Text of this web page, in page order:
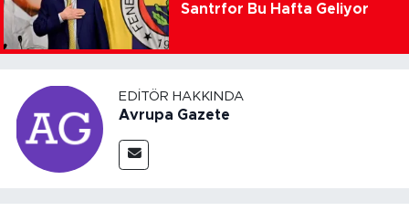
Santrfor Bu Hafta Geliyor
EDITÖR HAKKINDA
Avrupa Gazete